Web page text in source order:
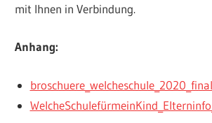
mit Ihnen in Verbindung.
Anhang: